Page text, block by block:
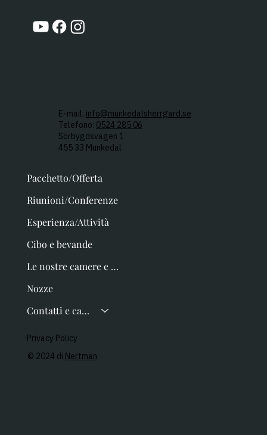
Pacchetto/Offerta
Riunioni/Conferenze
Esperienza/Attività
Cibo e bevande
Le nostre camere e la Galleria
Nozze
Contatti e carte regalo
E-mail: info@munkedalsherrgard.se
Telefono: 0524 285 06
Sörbygdsvägen 1
455 33 Munkedal
Privacy Policy
© 2024 di Nertman